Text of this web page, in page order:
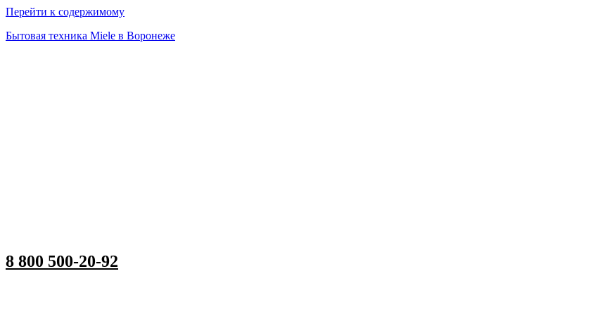
Перейти к содержимому
Бытовая техника Miele в Воронеже
8 800 500-20-92